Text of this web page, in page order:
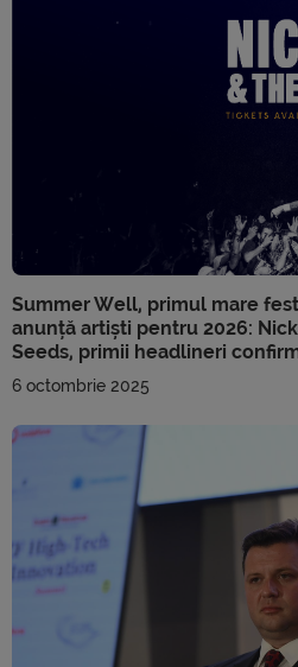
Summer Well, primul mare
anunță artiști pentru 2026:
Seeds, primii headlineri
6 octombrie 2025